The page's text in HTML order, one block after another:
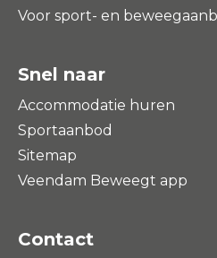
Voor sport- en
Snel naar
Accommodatie huren
Sportaanbod
Sitemap
Veendam Beweegt app
Contact